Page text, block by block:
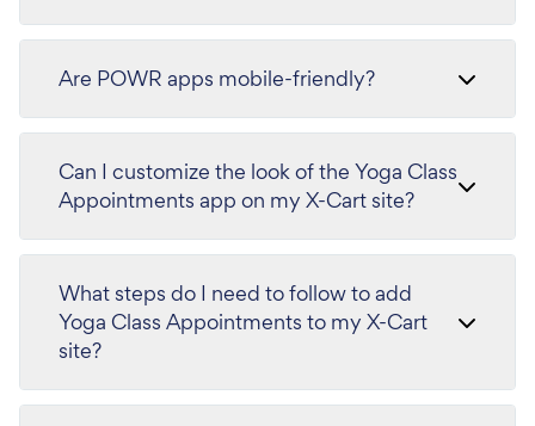
Are POWR apps mobile-friendly?
Can I customize the look of the Yoga Class
Appointments app on my X-Cart site?
What steps do I need to follow to add
Yoga Class Appointments to my X-Cart
site?